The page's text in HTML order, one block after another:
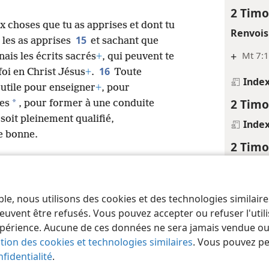
nous utilisons des cookies et des technologies
être refusés. Vous pouvez accepter ou refuser
Aucune de ces données ne sera jamais vendue
des cookies et technologies similaires. Vous pouvez
.
2
Renvois
+ Mt
2
2
2
Notes
choses que tu as apprises et dont tu
as apprises 15 et sachant que
les écrits sacrés+, qui peuvent te
en Christ Jésus+. 16 Toute
pour enseigner+, pour
* , pour former à une conduite
pleinement qualifié,
bonne.
Pennsylvania Conditions d’utilisation Règles de confidentialité